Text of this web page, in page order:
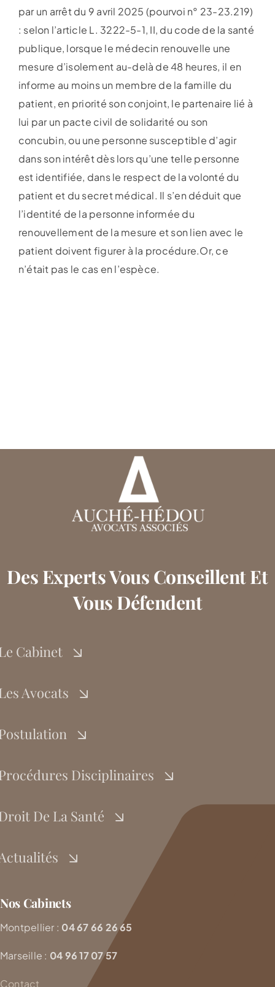
par un arrêt du 9 avril 2025 (pourvoi n° 23-23.219)
: selon l’article L. 3222-5-1, II, du code de la santé
publique, lorsque le médecin renouvelle une
mesure d’isolement au-delà de 48 heures, il en
informe au moins un membre de la famille du
patient, en priorité son conjoint, le partenaire lié à
lui par un pacte civil de solidarité ou son
concubin, ou une personne susceptible d’agir
dans son intérêt dès lors qu’une telle personne
est identifiée, dans le respect de la volonté du
patient et du secret médical. Il s’en déduit que
l’identité de la personne informée du
renouvellement de la mesure et son lien avec le
patient doivent figurer à la procédure.Or, ce
n’était pas le cas en l’espèce.
Des Experts Vous Conseillent Et
Vous Défendent
Cabinet
Avocats
Disciplinaires
De La Santé
Nos Cabinets
Montpellier : 04 67 66 26 65
Marseille : 04 96 17 07 57
Contact